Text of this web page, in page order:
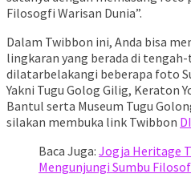
Filosogfi Warisan Dunia”.
Dalam Twibbon ini, Anda bisa
lingkaran yang berada di
dilatarbelakangi beberapa foto
Yakni Tugu Golog Gilig, Keraton
Bantul serta Museum Tugu
silakan membuka link Twibbon
Baca Juga: Jogja Heritage
Mengunjungi Sumbu